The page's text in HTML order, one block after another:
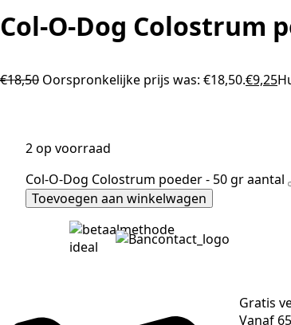
Col-O-Dog Colostrum
€18,50 Oorspronkelijke prijs was: €18,50.€9,25
2 op voorraad
Col-O-Dog Colostrum poeder - 50 gr aantal
Toevoegen aan winkelwagen
Gratis
Vanaf